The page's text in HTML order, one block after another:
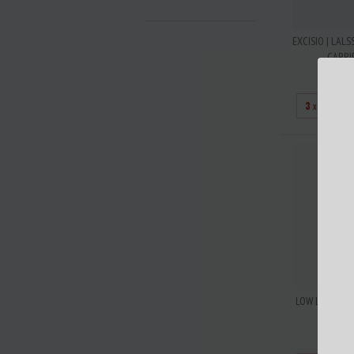
EXCISIO |
3 x de
LOW LEVELS